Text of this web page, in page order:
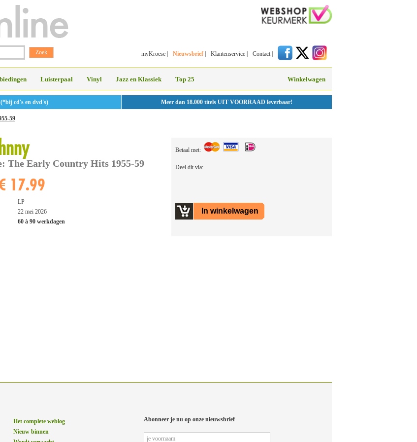
myKroese Nieuwsbrief Klantenservice Contact
Luisterpaal Vinyl Jazz en Klassiek Top 25 Winkelwagen
cd's en dvd's) Meer dan 18.000 titels UIT VOORRAAD leverbaar!
59
The Early Country Hits 1955-59
17.99
LP
22 mei 2026
60 à 90 werkdagen
Betaal met:
Deel dit via:
Het complete weblog
Nieuw binnen
Abonneer je nu op onze nieuwsbrief